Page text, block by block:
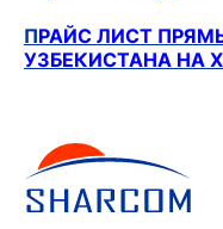
ПРАЙС ЛИСТ
УЗБЕКИСТАНА НА